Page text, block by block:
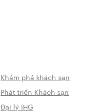
Khám phá khách sạn
Phát triển Khách sạn
Đại lý IHG